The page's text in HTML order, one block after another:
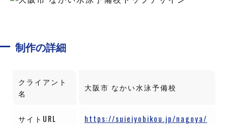
制作の詳細
クライアント
名
大阪市 なかい水泳予備校
サイトURL https://suieiyobikou.jp/nagoya/